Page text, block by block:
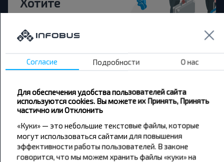
дешевле?
Не пропусти специальные акции, скидки и
другие интересные предложения INFOBUS.
путешествуй с нами дешевле!
Подписаться
Согласие Подробности О нас
Для обеспечения удобства пользователей сайта
используются cookies. Вы можете их Принять, Принять
частично или Отклонить
«Куки» — это небольшие текстовые файлы, которые
могут использоваться сайтами для повышения
эффективности работы пользователей. В законе
говорится, что мы можем хранить файлы «куки» на